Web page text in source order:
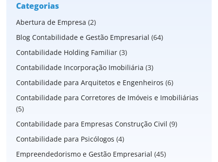
Categorias
Abertura de Empresa (2)
Blog Contabilidade e Gestão Empresarial (64)
Contabilidade Holding Familiar (3)
Contabilidade Incorporação Imobiliária (3)
Contabilidade para Arquitetos e Engenheiros (6)
Contabilidade para Corretores de Imóveis e Imobiliárias
(5)
Contabilidade para Empresas Construção Civil (9)
Contabilidade para Psicólogos (4)
Empreendedorismo e Gestão Empresarial (45)